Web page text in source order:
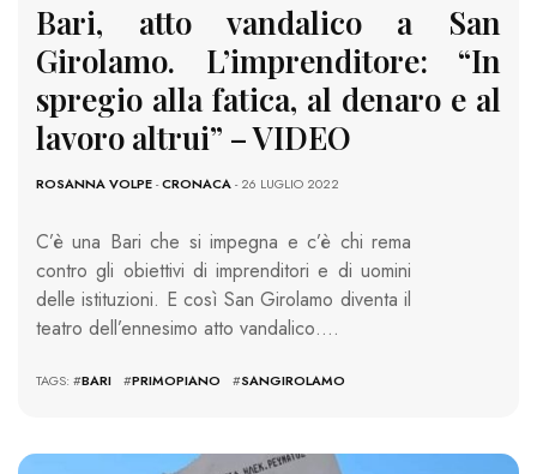
Bari, atto vandalico a San
Girolamo. L’imprenditore: “In
spregio alla fatica, al denaro e al
lavoro altrui” – VIDEO
ROSANNA VOLPE-CRONACA- 26 LUGLIO 2022
C’è una Bari che si impegna e c’è chi rema
contro gli obiettivi di imprenditori e di uomini
delle istituzioni. E così San Girolamo diventa il
teatro dell’ennesimo atto vandalico….
TAGS: #BARI #PRIMOPIANO #SANGIROLAMO